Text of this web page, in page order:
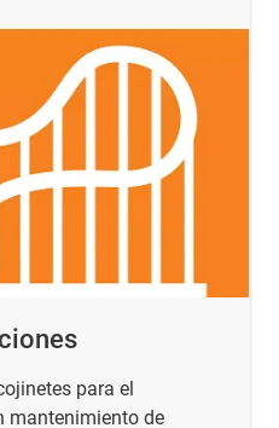
para el
mantenimiento de